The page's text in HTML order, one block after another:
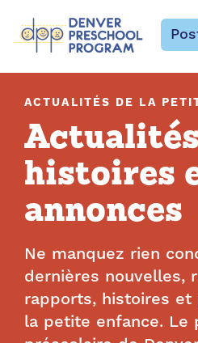
ACTUALITÉS DE LA
histoires
annonces
Ne manquez rien
dernières nouvelles,
rapports, histoires et
la petite enfance. Le